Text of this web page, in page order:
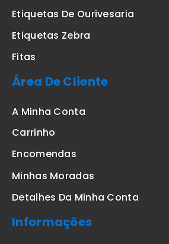
Etiquetas De Ourivesaria
Etiquetas Zebra
Fitas
Área De Cliente
A Minha Conta
Carrinho
Encomendas
Minhas Moradas
Detalhes Da Minha Conta
Informações